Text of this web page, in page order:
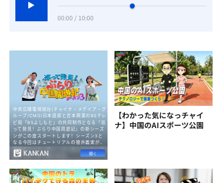
00:00 / 10:00
【わかった気になっチャイ
ナ】中国のAIスポーツ公園